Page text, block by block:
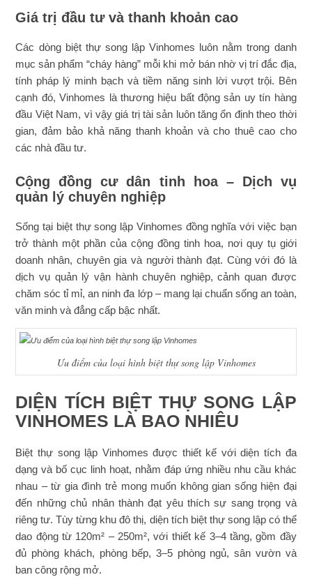
Giá trị đầu tư và thanh khoản cao
Các dòng biệt thự song lập Vinhomes luôn nằm trong danh
mục sản phẩm “cháy hàng” mỗi khi mở bán nhờ vị trí đắc địa,
tính pháp lý minh bạch và tiềm năng sinh lời vượt trội. Bên
cạnh đó, Vinhomes là thương hiệu bất động sản uy tín hàng
đầu Việt Nam, vì vậy giá trị tài sản luôn tăng ổn định theo thời
gian, đảm bảo khả năng thanh khoản và cho thuê cao cho
các nhà đầu tư.
Cộng đồng cư dân tinh hoa – Dịch vụ
quản lý chuyên nghiệp
Sống tại biệt thự song lập Vinhomes đồng nghĩa với việc bạn
trở thành một phần của cộng đồng tinh hoa, nơi quy tụ giới
doanh nhân, chuyên gia và người thành đạt. Cùng với đó là
dịch vụ quản lý vận hành chuyên nghiệp, cảnh quan được
chăm sóc tỉ mỉ, an ninh đa lớp – mang lại chuẩn sống an toàn,
văn minh và đẳng cấp bậc nhất.
Ưu điểm của loại hình biệt thự song lập Vinhomes
DIỆN TÍCH BIỆT THỰ SONG LẬP
VINHOMES LÀ BAO NHIÊU
Biệt thự song lập Vinhomes được thiết kế với diện tích đa
dạng và bố cục linh hoạt, nhằm đáp ứng nhiều nhu cầu khác
nhau – từ gia đình trẻ mong muốn không gian sống hiện đại
đến những chủ nhân thành đạt yêu thích sự sang trọng và
riêng tư. Tùy từng khu đô thị, diện tích biệt thự song lập có thể
dao động từ 120m² – 250m², với thiết kế 3–4 tầng, gồm đầy
đủ phòng khách, phòng bếp, 3–5 phòng ngủ, sân vườn và
ban công rộng mở.